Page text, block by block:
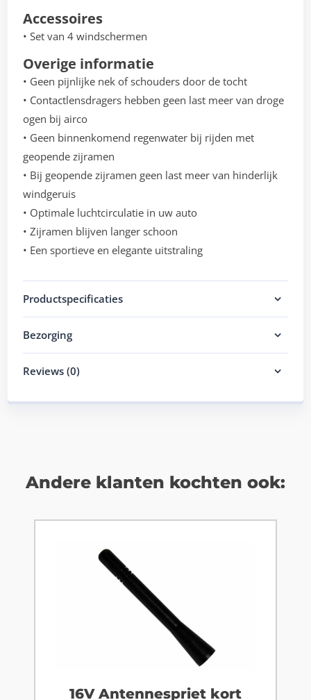
Accessoires
• Set van 4 windschermen
Overige informatie
• Geen pijnlijke nek of schouders door de tocht
• Contactlensdragers hebben geen last meer van droge
ogen bij airco
• Geen binnenkomend regenwater bij rijden met
geopende zijramen
• Bij geopende zijramen geen last meer van hinderlijk
windgeruis
• Optimale luchtcirculatie in uw auto
• Zijramen blijven langer schoon
• Een sportieve en elegante uitstraling
Productspecificaties
Bezorging
Reviews (0)
Andere klanten kochten ook:
16V Antennespriet kort